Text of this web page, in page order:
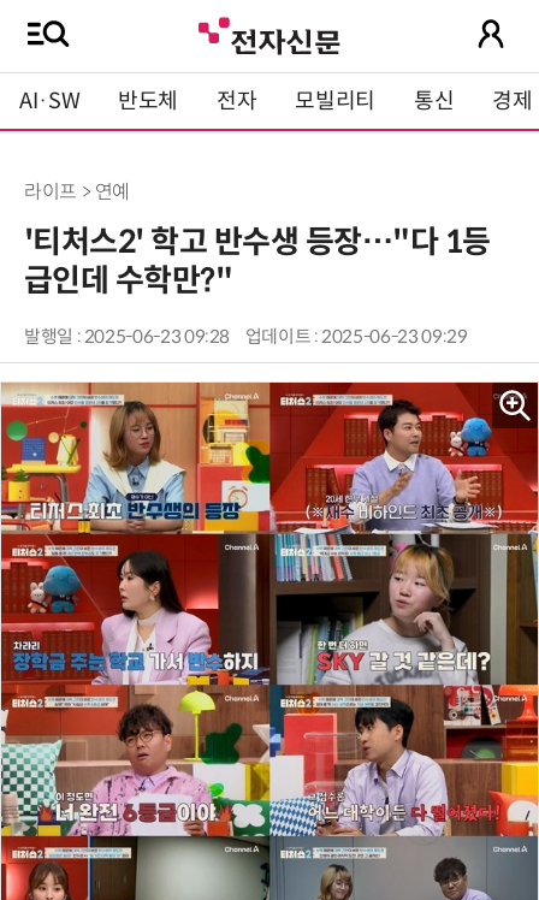
AI·SW 반도체 전자 모빌리티 통신 경제
라이프 > 연예
'티처스2' 학고 반수생 등장…"다 1등
급인데 수학만?"
발행일 : 2025-06-23 09:28 업데이트 : 2025-06-23 09:29